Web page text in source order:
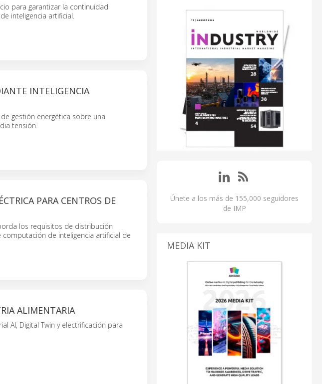
para garantizar la continuidad
inteligencia artificial.
INTELIGENCIA
gestión energética sobre una
tensión.
PARA CENTROS DE
los requisitos de distribución
de inteligencia artificial de
ALIMENTARIA
AI, Digital Twin y electrificación para
Únete a los más de 155,000 seguidores
de IMP
MEDIA KIT